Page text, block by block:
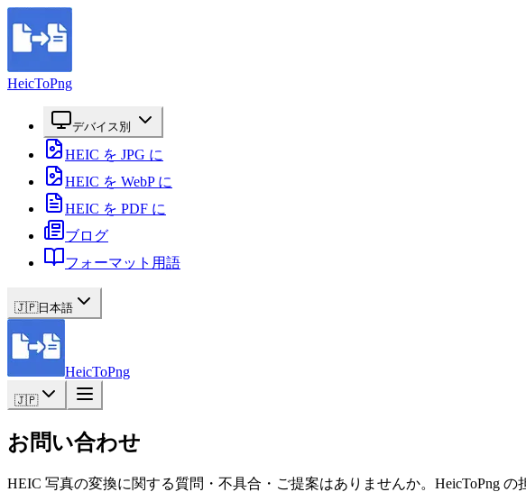
HeicToPng
デバイス別
HEIC を JPG に
HEIC を WebP に
HEIC を PDF に
ブログ
フォーマット用語
🇯🇵日本語
HeicToPng
🇯🇵
お問い合わせ
HEIC 写真の変換に関する質問・不具合・ご提案はありませんか。HeicToPng の